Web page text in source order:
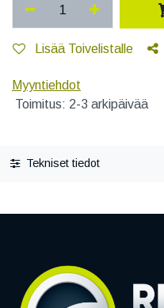
Lisää Toivelistalle
Myyntiehdot
Toimitus: 2-3 arkipäivää
Tekniset tiedot